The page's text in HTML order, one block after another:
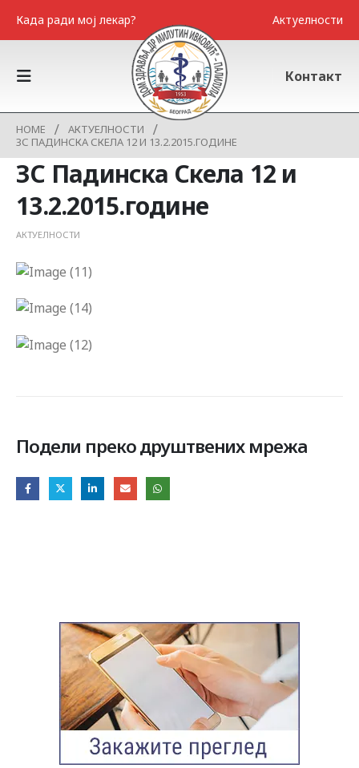
Када ради мој лекар? Актуелности
Контакт
HOME
АКТУЕЛНОСТИ
ЗС ПАДИНСКА СКЕЛА 12 И 13.2.2015.ГОДИНЕ
ЗС Падинска Скела 12 и
13.2.2015.године
АКТУЕЛНОСТИ
Подели преко друштвених мрежа